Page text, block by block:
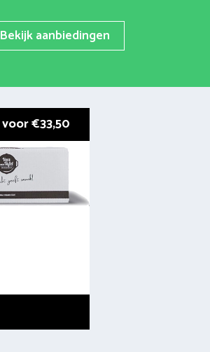
Bekijk aanbiedingen
voor €33,50